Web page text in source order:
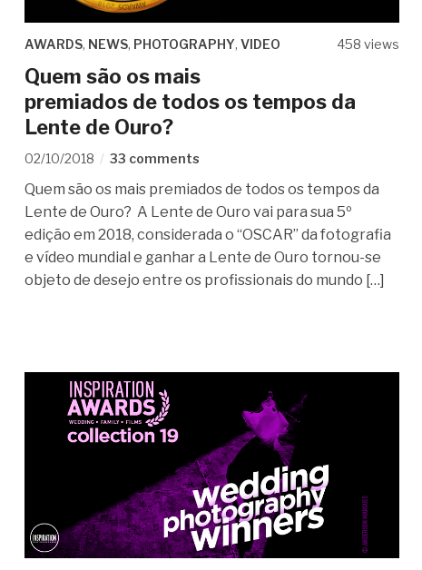
AWARDS, NEWS, PHOTOGRAPHY, VIDEO 458 views
Quem são os mais
premiados de todos os tempos da
Lente de Ouro?
02/10/2018 33 comments
Quem são os mais premiados de todos os tempos da
Lente de Ouro? A Lente de Ouro vai para sua 5º
edição em 2018, considerada o “OSCAR” da fotografia
e vídeo mundial e ganhar a Lente de Ouro tornou-se
objeto de desejo entre os profissionais do mundo […]